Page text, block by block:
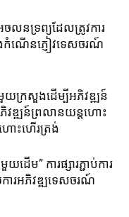
លនទ្រព្យ​ដែល​ត្រូវ​ការ​
កំណើន​ភ្ញៀវទេសចរណ៍​
យ​ក្រសួង​ដើម្បី​អភិវឌ្ឍន៍​
ឌ្ឍន៍​ព្រលានយន្តហោះ​
ោះ​ហើរ​ត្រង់​
ដើម” ការ​ផ្សារ​ភ្ជាប់​ការ​
កា​រ​អភិវឌ្ឍ​ទេសចរណ៍​